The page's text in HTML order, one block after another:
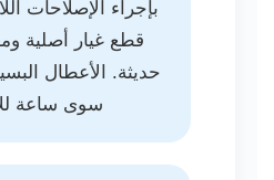
بإجراء الإصلاحات
قطع غيار أصلية
حديثة. الأعطال
سوى ساعة